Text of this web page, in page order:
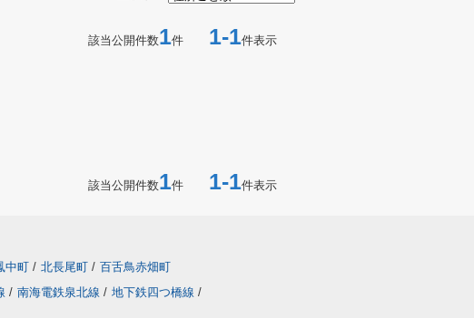
該当公開件数1件 1-1件表示
該当公開件数1件 1-1件表示
中町 / 北長尾町 / 百舌鳥赤畑町
/ 南海電鉄泉北線 / 地下鉄四つ橋線 /